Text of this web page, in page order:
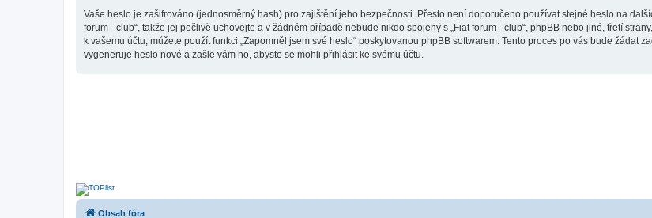
Vaše heslo je zašifrováno (jednosměrný hash) pro zajištění jeho bezpečnosti. Přesto není doporučeno používat stejné heslo na
forum - club“, takže jej pečlivě uchovejte a v žádném případě nebude nikdo spojený s „Fiat forum - club“, phpBB nebo jiné, třetí
k vašemu účtu, můžete použít funkci „Zapomněl jsem své heslo“ poskytovanou phpBB softwarem. Tento proces po vás bude žádat
vygeneruje heslo nové a zašle vám ho, abyste se mohli přihlásit ke svému účtu.
Obsah fóra